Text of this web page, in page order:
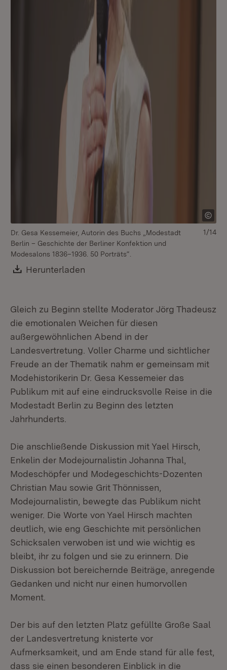
Dr. Gesa Kessemeier, Autorin des Buchs „Modestadt
Berlin – Geschichte der Berliner Konfektion und
Modesalons 1836–1936. 50 Porträts“.
Download:
Herunterladen
1/14
Gleich zu Beginn stellte Moderator Jörg Thadeusz
die emotionalen Weichen für diesen
außergewöhnlichen Abend in der
Landesvertretung. Voller Charme und sichtlicher
Freude an der Thematik nahm er gemeinsam mit
Modehistorikerin Dr. Gesa Kessemeier das
Publikum mit auf eine eindrucksvolle Reise in die
Modestadt Berlin zu Beginn des letzten
Jahrhunderts.
Die anschließende Diskussion mit Yael Hirsch,
Enkelin der Modejournalistin Johanna Thal,
Modeschöpfer und Modegeschichts-Dozenten
Christian Mau sowie Grit Thönnissen,
Modejournalistin, bewegte das Publikum nicht
weniger. Die Worte von Yael Hirsch machten
deutlich, wie eng Geschichte mit persönlichen
Schicksalen verwoben ist und wie wichtig es
bleibt, ihr zu folgen und sie zu erinnern. Die
Diskussion bot bereichernde Beiträge, anregende
Gedanken und nicht nur einen humorvollen
Moment.
Der bis auf den letzten Platz gefüllte Große Saal
der Landesvertretung knisterte vor
Aufmerksamkeit, und am Ende stand für alle fest,
dass sie einen besonderen Einblick in die